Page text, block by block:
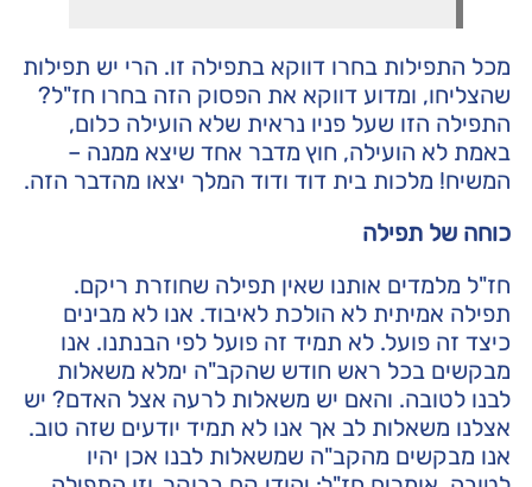
מכל התפילות בחרו דווקא בתפילה זו. הרי יש תפילות
שהצליחו, ומדוע דווקא את הפסוק הזה בחרו חז"ל?
התפילה הזו שעל פניו נראית שלא הועילה כלום,
באמת לא הועילה, חוץ מדבר אחד שיצא ממנה –
המשיח! מלכות בית דוד ודוד המלך יצאו מהדבר הזה.
כוחה של תפילה
חז"ל מלמדים אותנו שאין תפילה שחוזרת ריקם.
תפילה אמיתית לא הולכת לאיבוד. אנו לא מבינים
כיצד זה פועל. לא תמיד זה פועל לפי הבנתנו. אנו
מבקשים בכל ראש חודש שהקב"ה ימלא משאלות
לבנו לטובה. והאם יש משאלות לרעה אצל האדם? יש
אצלנו משאלות לב אך אנו לא תמיד יודעים שזה טוב.
אנו מבקשים מהקב"ה שמשאלות לבנו אכן יהיו